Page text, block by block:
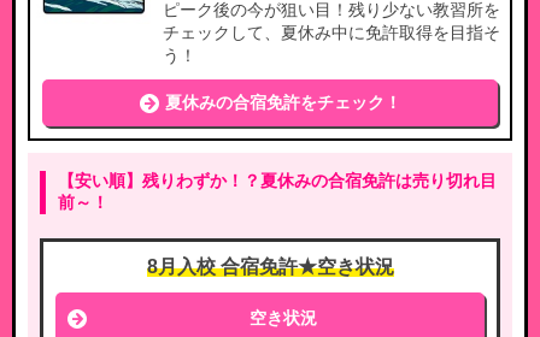
ピーク後の今が狙い目！残り少ない教習所を
チェックして、夏休み中に免許取得を目指そ
う！
夏休みの合宿免許をチェック！
【安い順】残りわずか！？夏休みの合宿免許は売り切れ目
前～！
8月入校 合宿免許★空き状況
空き状況